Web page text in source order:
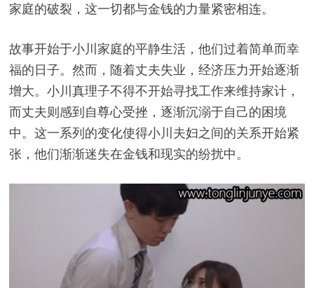
家庭的破裂，这一切都与金钱的力量紧密相连。
故事开始于小川家庭的平静生活，他们过着简单而幸
福的日子。然而，随着丈夫失业，经济压力开始逐渐
增大。小川真理子不得不开始寻找工作来维持家计，
而丈夫则感到自尊心受挫，逐渐沉溺于自己的困境
中。这一系列的变化使得小川夫妇之间的关系开始紧
张，他们渐渐迷失在金钱和现实的纷扰中。